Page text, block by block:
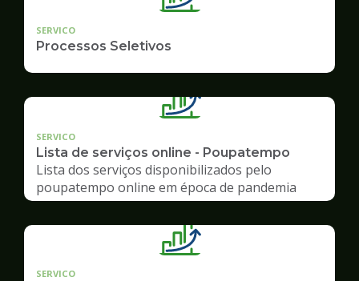
SERVICO
Processos Seletivos
SERVICO
Lista de serviços online - Poupatempo
Lista dos serviços disponibilizados pelo
poupatempo online em época de pandemia
SERVICO